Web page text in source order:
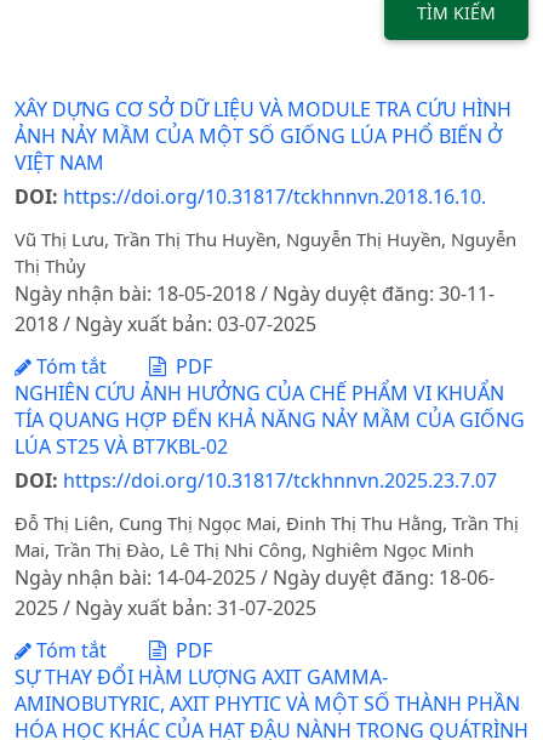
TÌM KIẾM
XÂY DỰNG CƠ SỞ DỮ LIỆU VÀ MODULE TRA CỨU HÌNH
ẢNH NẢY MẦM CỦA MỘT SỐ GIỐNG LÚA PHỔ BIẾN Ở
VIỆT NAM
DOI: https://doi.org/10.31817/tckhnnvn.2018.16.10.
Vũ Thị Lưu, Trần Thị Thu Huyền, Nguyễn Thị Huyền, Nguyễn
Thị Thủy
Ngày nhận bài: 18-05-2018 / Ngày duyệt đăng: 30-11-
2018 / Ngày xuất bản: 03-07-2025
Tóm tắt
PDF
NGHIÊN CỨU ẢNH HƯỞNG CỦA CHẾ PHẨM VI KHUẨN
TÍA QUANG HỢP ĐẾN KHẢ NĂNG NẢY MẦM CỦA GIỐNG
LÚA ST25 VÀ BT7KBL-02
DOI: https://doi.org/10.31817/tckhnnvn.2025.23.7.07
Đỗ Thị Liên, Cung Thị Ngọc Mai, Đinh Thị Thu Hằng, Trần Thị
Mai, Trần Thị Đào, Lê Thị Nhi Công, Nghiêm Ngọc Minh
Ngày nhận bài: 14-04-2025 / Ngày duyệt đăng: 18-06-
2025 / Ngày xuất bản: 31-07-2025
Tóm tắt
PDF
SỰ THAY ĐỔI HÀM LƯỢNG AXIT GAMMA-
AMINOBUTYRIC, AXIT PHYTIC VÀ MỘT SỐ THÀNH PHẦN
HÓA HỌC KHÁC CỦA HẠT ĐẬU NÀNH TRONG QUÁTRÌNH